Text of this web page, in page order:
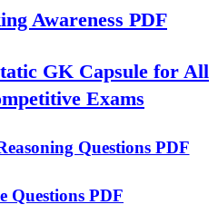
Awareness PDF
GK Capsule for All
Exams
Questions PDF
Questions PDF